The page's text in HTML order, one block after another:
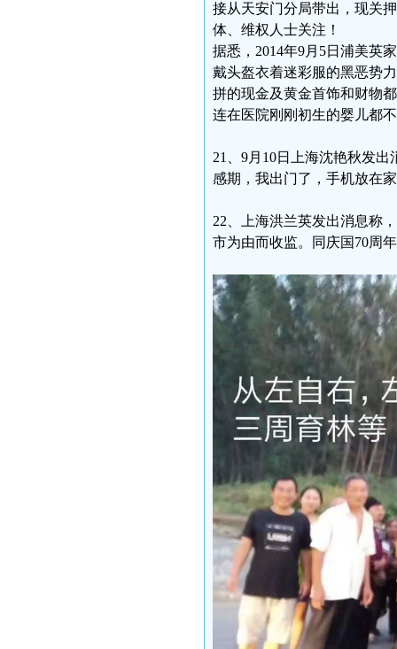
接从天安门分局带出，现关
体、维权人士关注！
据悉，2014年9月5日浦美英
戴头盔衣着迷彩服的黑恶势
拼的现金及黄金首饰和财物
连在医院刚刚初生的婴儿都
21、9月10日上海沈艳秋发
感期，我出门了，手机放在
22、上海洪兰英发出消息称
市为由而收监。同庆国70周